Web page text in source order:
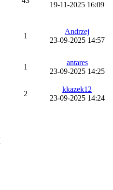
19-11-2025 16:09
1
Andrzej
23-09-2025 14:57
1
antares
23-09-2025 14:25
2
kkazek12
23-09-2025 14:24